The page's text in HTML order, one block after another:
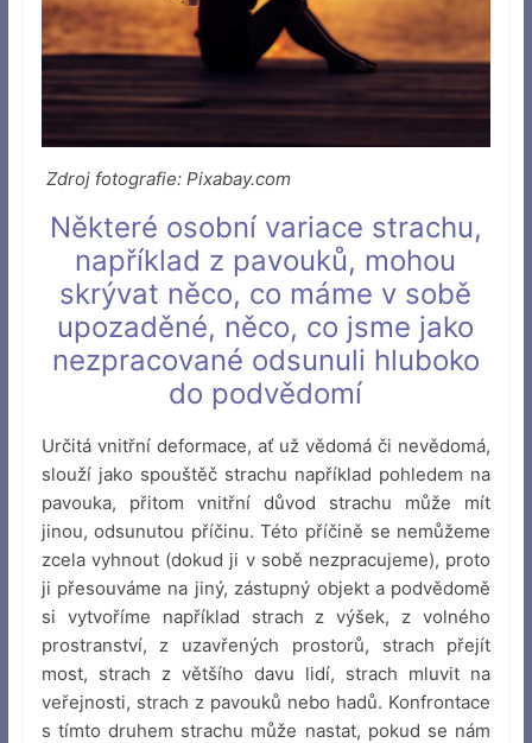
Zdroj fotografie: Pixabay.com
Některé osobní variace strachu,
například z pavouků, mohou
skrývat něco, co máme v sobě
upozaděné, něco, co jsme jako
nezpracované odsunuli hluboko
do podvědomí
Určitá vnitřní deformace, ať už vědomá či nevědomá,
slouží jako spouštěč strachu například pohledem na
pavouka, přitom vnitřní důvod strachu může mít
jinou, odsunutou příčinu. Této příčině se nemůžeme
zcela vyhnout (dokud ji v sobě nezpracujeme), proto
ji přesouváme na jiný, zástupný objekt a podvědomě
si vytvoříme například strach z výšek, z volného
prostranství, z uzavřených prostorů, strach přejít
most, strach z většího davu lidí, strach mluvit na
veřejnosti, strach z pavouků nebo hadů. Konfrontace
s tímto druhem strachu může nastat, pokud se nám